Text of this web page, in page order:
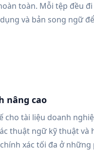
toàn. Mỗi tệp đều
và bản song ngữ
nâng cao
cho tài liệu doanh
thuật ngữ kỹ thuật và
xác tối đa ở